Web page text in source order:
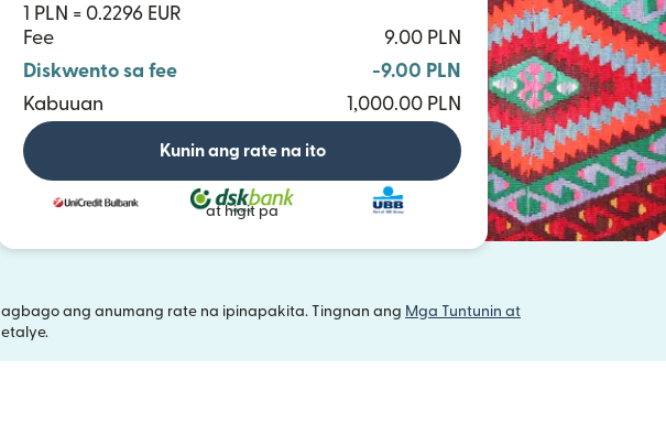
1 PLN = 0.2296 EUR
Fee
9.00 PLN
Diskwento sa fee
-9.00 PLN
Kabuuan
1,000.00 PLN
Kunin ang rate na ito
at higit pa
ang anumang rate na ipinapakita. Tingnan ang Mga Tuntunin at
window)